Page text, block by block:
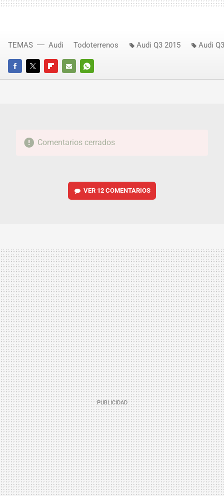
FACEBOOKTWITTERFLIPBOARD
E-
WHATSAPP
TEMAS Audi Todoterrenos Audi Q3 2015 Audi Q3
Comentarios cerrados
VER 12 COMENTARIOS